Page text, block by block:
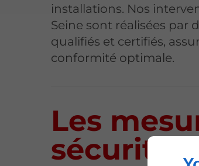
installations. Nos
Seine sont réalisées par
qualifiés et certifiés,
conformité optimale.
Les
sécurité à